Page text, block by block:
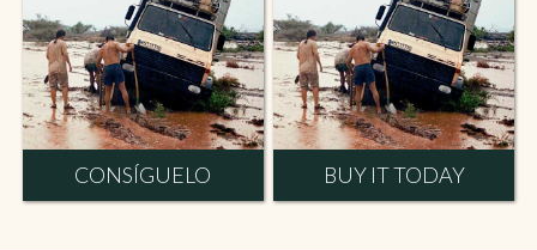
CONSÍGUELO BUY IT TODAY